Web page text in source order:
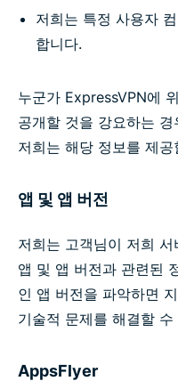
저희는 특정 사용자
합니다.
누군가 ExpressVPN에
공개할 것을 강요하는 경
저희는 해당 정보를 제
앱 및 앱 버전
저희는 고객님이 저희
앱 및 앱 버전과 관련된
인 앱 버전을 파악하면
기술적 문제를 해결할 수
AppsFlyer